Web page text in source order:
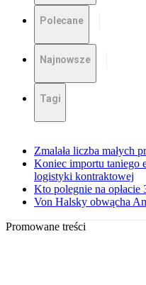
Polecane
Najnowsze
Tagi
Zmalała liczba małych
Koniec importu taniego
logistyki kontraktowej
Kto polegnie na opłacie
Von Halsky obwącha
Promowane treści